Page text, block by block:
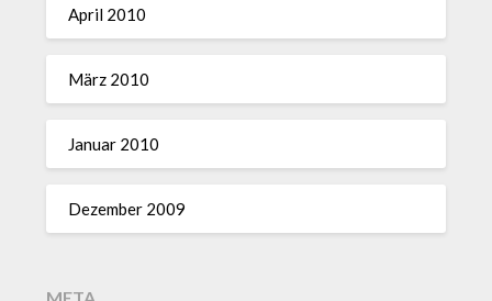
April 2010
März 2010
Januar 2010
Dezember 2009